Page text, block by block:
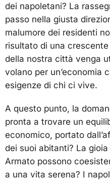
dei napoletani? La
passo nella giusta
malumore dei residenti
risultato di una
della nostra città venga
volano per un’economia
esigenze di chi ci vive.
A questo punto, la
pronta a trovare un
economico, portato
dei suoi abitanti? La
Armato possono
a una vita serena? I